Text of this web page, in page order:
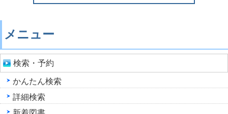
メニュー
検索・予約
かんたん検索
詳細検索